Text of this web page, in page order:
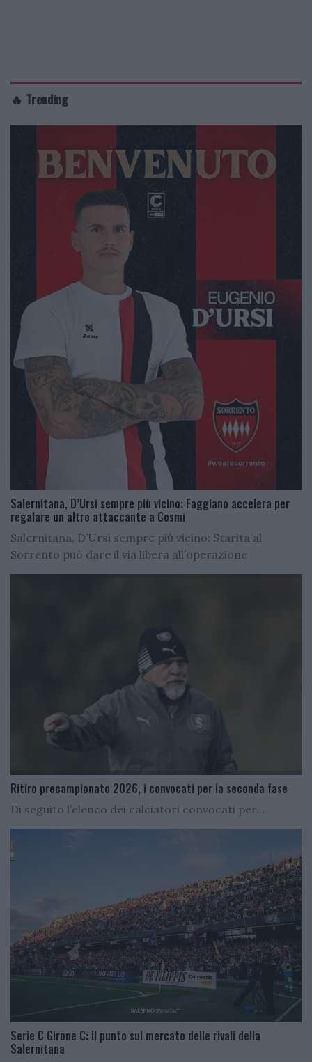
🔥 Trending
Salernitana, D’Ursi sempre più vicino: Faggiano accelera per
regalare un altro attaccante a Cosmi
Salernitana, D’Ursi sempre più vicino: Starita al
Sorrento può dare il via libera all’operazione
Ritiro precampionato 2026, i convocati per la seconda fase
Di seguito l’elenco dei calciatori convocati per...
Serie C Girone C: il punto sul mercato delle rivali della
Salernitana